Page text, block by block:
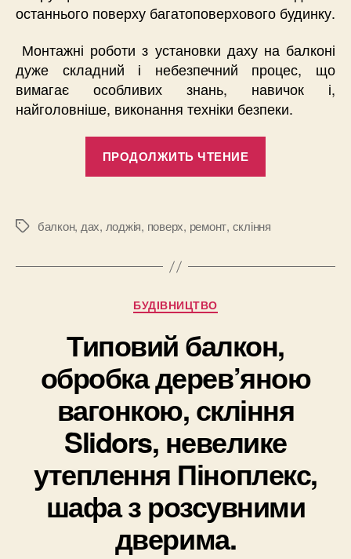
останнього поверху багатоповерхового будинку.
Монтажні роботи з установки даху на балконі
дуже складний і небезпечний процес, що
вимагає особливих знань, навичок і,
найголовніше, виконання техніки безпеки.
ПРОДОЛЖИТЬ ЧТЕНИЕ
Меткибалкон, дах, лоджія, поверх, ремонт, скління
Рубрики
БУДІВНИЦТВО
Типовий балкон,
обробка дерев’яною
вагонкою, скління
Slidors, невелике
утеплення Піноплекс,
шафа з розсувними
дверима.